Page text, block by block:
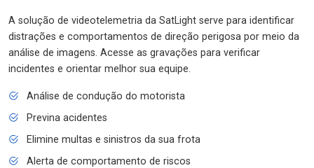
A solução de videotelemetria da SatLight serve para identificar
distrações e comportamentos de direção perigosa por meio da
análise de imagens. Acesse as gravações para verificar
incidentes e orientar melhor sua equipe.
Análise de condução do motorista
Previna acidentes
Elimine multas e sinistros da sua frota
Alerta de comportamento de riscos